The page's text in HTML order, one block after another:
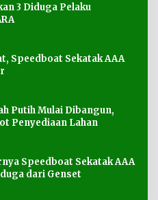
3 Diduga Pelaku
Speedboat Sekatak AAA
Putih Mulai Dibangun,
Penyediaan Lahan
Speedboat Sekatak AAA
dari Genset